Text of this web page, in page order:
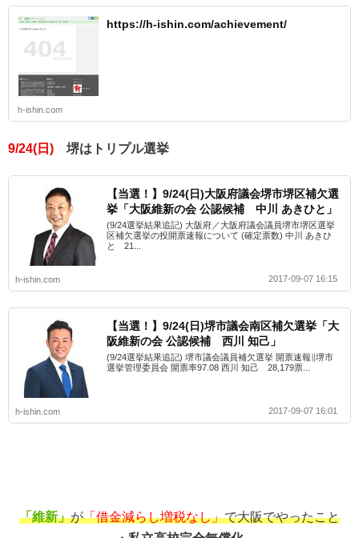
https://h-ishin.com/achievement/
h-ishin.com
9/24(日) 堺はトリプル選挙
【当選！】9/24(日)大阪府議会堺市堺区補欠選
挙「大阪維新の会 公認候補 中川 あきひと」
(9/24選挙結果追記) 大阪府／大阪府議会議員堺市堺区選挙
区補欠選挙の投開票速報について (確定票数) 中川 あきひ
と 21...
h-ishin.com 2017-09-07 16:15
【当選！】9/24(日)堺市議会南区補欠選挙「大
阪維新の会 公認候補 西川 知己」
(9/24選挙結果追記) 堺市議会議員補欠選挙 開票速報∥堺市
選挙管理委員会 開票率97.08 西川 知己 28,179票...
h-ishin.com 2017-09-07 16:01
「維新」が「借金減らし増税なし」で大阪でやったこと